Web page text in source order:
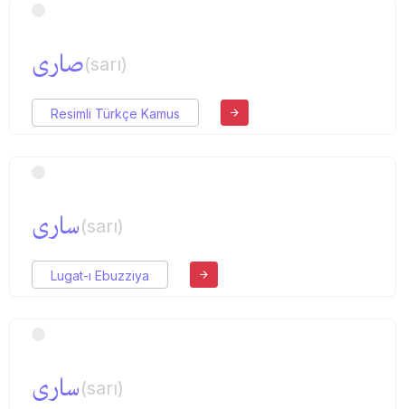
صاری(sarı)
Resimli Türkçe Kamus
ساری(sarı)
Lugat-ı Ebuzziya
ساری(sarı)